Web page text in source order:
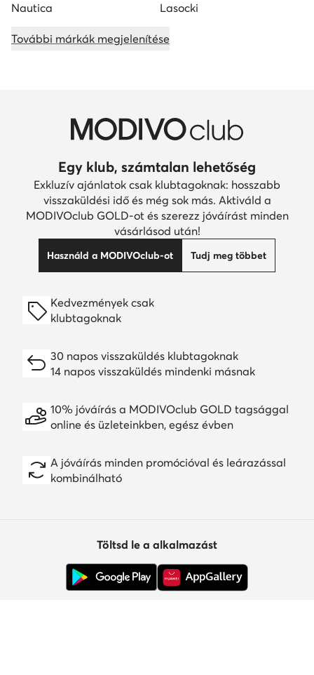
Nautica Lasocki
További márkák megjelenítése
Egy klub, számtalan lehetőség
Exkluzív ajánlatok csak klubtagoknak: hosszabb
visszaküldési idő és még sok más. Aktiváld a
MODIVOclub GOLD-ot és szerezz jóváírást minden
vásárlásod után!
Használd a MODIVOclub-ot Tudj meg többet
Kedvezmények csak
klubtagoknak
30 napos visszaküldés klubtagoknak
14 napos visszaküldés mindenki másnak
10% jóváírás a MODIVOclub GOLD tagsággal
online és üzleteinkben, egész évben
A jóváírás minden promócióval és leárazással
kombinálható
Töltsd le a alkalmazást